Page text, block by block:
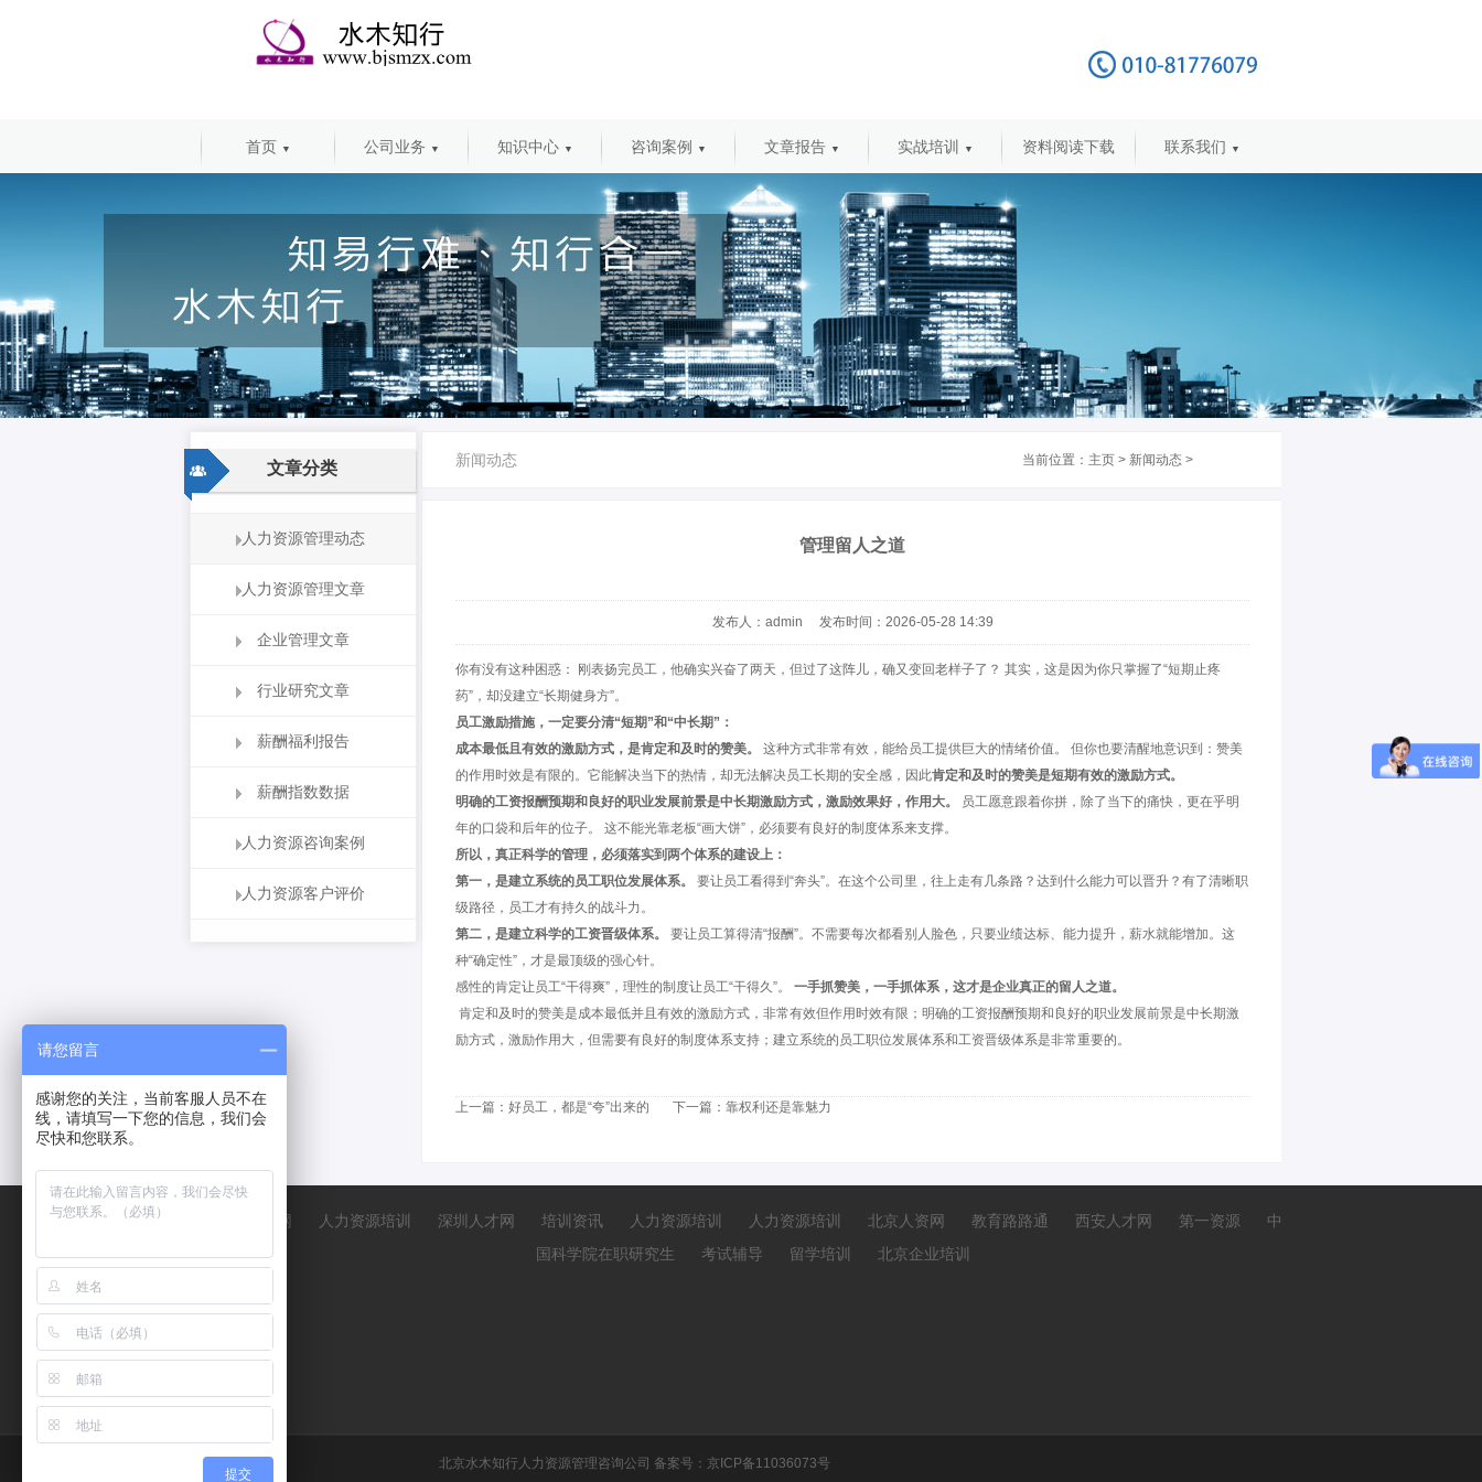
首页 ▼ 公司业务 ▼ 知识中心 ▼ 咨询案例 ▼ 文章报告 ▼ 实战培训 ▼ 资料阅读下载 联系我们 ▼
文章分类
人力资源管理动态
人力资源管理文章
企业管理文章
行业研究文章
薪酬福利报告
薪酬指数数据
人力资源咨询案例
人力资源客户评价
新闻动态 当前位置： 主页 > 新闻动态 >
管理留人之道
发布人：admin 发布时间：2026-05-28 14:39
你有没有这种困惑： 刚表扬完员工，他确实兴奋了两天，但过了这阵儿，确又变回老样子了？ 其实，这是因为你只掌握了“短期止疼
药”，却没建立“长期健身方”。
员工激励措施，一定要分清“短期”和“中长期”：
成本最低且有效的激励方式，是肯定和及时的赞美。
这种方式非常有效，能给员工提供巨大的情绪价值。 但你也要清醒地意识到：赞美
的作用时效是有限的。它能解决当下的热情，却无法解决员工长期的安全感，因此肯定和及时的赞美是短期有效的激励方式。
明确的工资报酬预期和良好的职业发展前景是中长期激励方式，激励效果好，作用大。
员工愿意跟着你拼，除了当下的痛快，更在乎明
年的口袋和后年的位子。 这不能光靠老板“画大饼”，必须要有良好的制度体系来支撑。
所以，真正科学的管理，必须落实到两个体系的建设上：
第一，是建立系统的员工职位发展体系。
要让员工看得到“奔头”。在这个公司里，往上走有几条路？达到什么能力可以晋升？有了清晰职
级路径，员工才有持久的战斗力。
第二，是建立科学的工资晋级体系。
要让员工算得清“报酬”。不需要每次都看别人脸色，只要业绩达标、能力提升，薪水就能增加。这
种“确定性”，才是最顶级的强心针。
感性的肯定让员工“干得爽”，理性的制度让员工“干得久”。 一手抓赞美，一手抓体系，这才是企业真正的留人之道。
肯定和及时的赞美是成本最低并且有效的激励方式，非常有效但作用时效有限；明确的工资报酬预期和良好的职业发展前景是中长期激
励方式，激励作用大，但需要有良好的制度体系支持；建立系统的员工职位发展体系和工资晋级体系是非常重要的。
上一篇： 好员工，都是“夸”出来的 下一篇： 靠权利还是靠魅力
中人网 人力资源培训 深圳人才网 培训资讯 人力资源培训 人力资源培训 北京人资网 教育路路通 西安人才网 第一资源
中
国科学院在职研究生
考试辅导 留学培训 北京企业培训
北京水木知行人力资源管理咨询公司 备案号： 京ICP备11036073号
请您留言
感谢您的关注，当前客服人员不在
线，请填写一下您的信息，我们会
尽快和您联系。
提交